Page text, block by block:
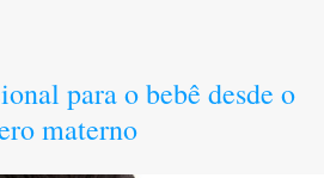
para o bebê desde o
materno